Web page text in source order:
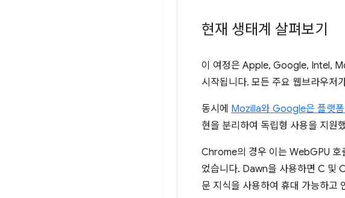
현재 생태계 살펴보기
이 여정은 Apple, Google, Intel,
시작됩니다. 모든 주요 웹브라우저
동시에 Mozilla와 Google은 플랫
현을 분리하여 독립형 사용을 지원
Chrome의 경우 이는 WebGPU 호
었습니다. Dawn을 사용하면 C 및
문 지식을 사용하여 휴대 가능하고